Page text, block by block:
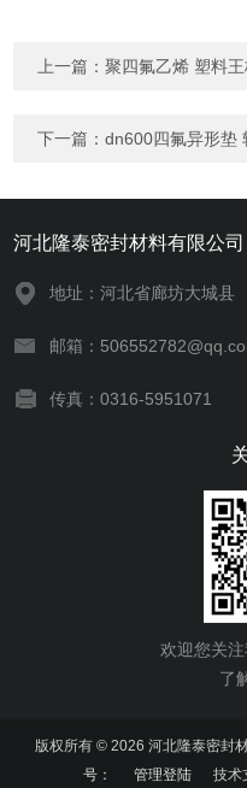
上一篇：聚四氟乙烯 塑料
下一篇：dn600四氟异形垫
河北隆泰密封材料有限公司
地址：河北省廊坊大城县
邮箱：
传真：0316-5951071
欢迎您关
了
版权所有 © 2026 河北隆泰密
号：
管理登陆技术